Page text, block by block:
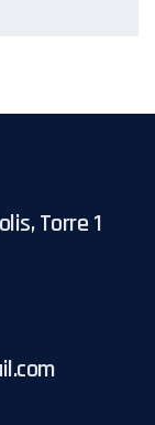
Torre 1